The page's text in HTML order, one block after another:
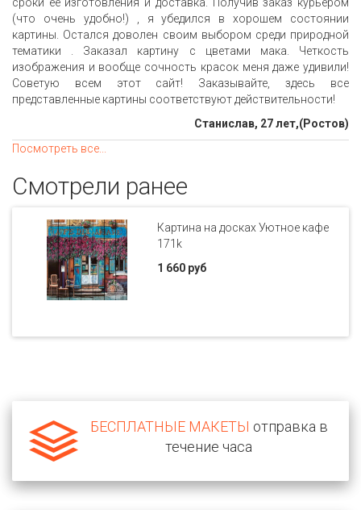
сроки ее изготовления и доставка. Получив заказ курьером
(что очень удобно!) , я убедился в хорошем состоянии
картины. Остался доволен своим выбором среди природной
тематики . Заказал картину с цветами мака. Четкость
изображения и вообще сочность красок меня даже удивили!
Советую всем этот сайт! Заказывайте, здесь все
представленные картины соответствуют действительности!
Станислав, 27 лет,(Ростов)
Посмотреть все...
Смотрели ранее
Картина на досках Уютное кафе
171k
1 660 руб
БЕСПЛАТНЫЕ МАКЕТЫ отправка в
течение часа